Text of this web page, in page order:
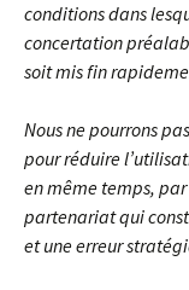
conditions dans
concertation
soit mis fin
Nous ne pourrons
pour réduire
en même temps,
partenariat qui
et une erreur